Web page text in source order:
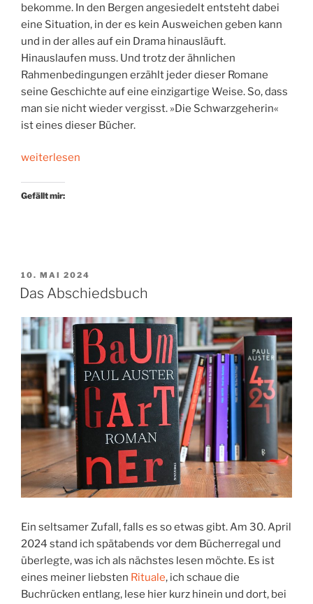
bekomme. In den Bergen angesiedelt entsteht dabei
eine Situation, in der es kein Ausweichen geben kann
und in der alles auf ein Drama hinausläuft.
Hinauslaufen muss. Und trotz der ähnlichen
Rahmenbedingungen erzählt jeder dieser Romane
seine Geschichte auf eine einzigartige Weise. So, dass
man sie nicht wieder vergisst. »Die Schwarzgeherin«
ist eines dieser Bücher.
„Weit
in
weiterlesen
Gefällt mir:
VERÖFFENTLICHT
AM
10. MAI 2024
Das Abschiedsbuch
Ein seltsamer Zufall, falls es so etwas gibt. Am 30. April
2024 stand ich spätabends vor dem Bücherregal und
überlegte, was ich als nächstes lesen möchte. Es ist
eines meiner liebsten Rituale, ich schaue die
Buchrücken entlang, lese hier kurz hinein und dort, bei